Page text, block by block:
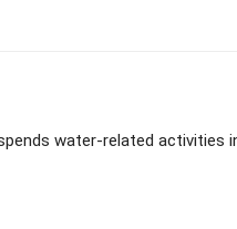
water-related activities